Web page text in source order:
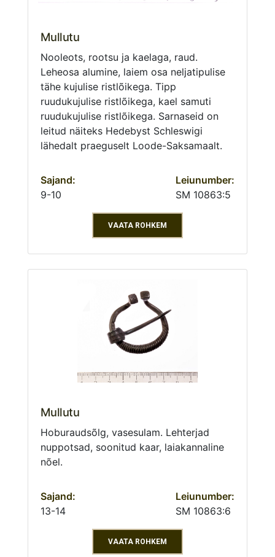
Mullutu
Nooleots, rootsu ja kaelaga, raud.
Leheosa alumine, laiem osa neljatipulise
tähe kujulise ristlõikega. Tipp
ruudukujulise ristlõikega, kael samuti
ruudukujulise ristlõikega. Sarnaseid on
leitud näiteks Hedebyst Schleswigi
lähedalt praeguselt Loode-Saksamaalt.
Sajand:
9-10
Leiunumber:
SM 10863:5
VAATA ROHKEM
Mullutu
Hoburaudsõlg, vasesulam. Lehterjad
nuppotsad, soonitud kaar, laiakannaline
nõel.
Sajand:
13-14
Leiunumber:
SM 10863:6
VAATA ROHKEM